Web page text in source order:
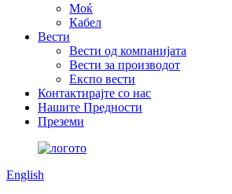
Моќ
Кабел
Вести
Вести од компанијата
Вести за производот
Експо вести
Контактирајте со нас
Нашите Предности
Преземи
English